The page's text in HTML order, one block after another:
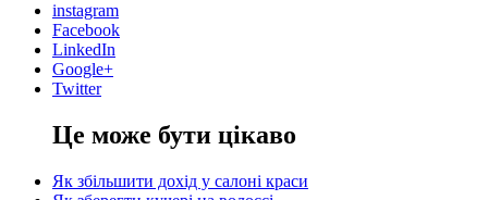
instagram
Facebook
LinkedIn
Google+
Twitter
Це може бути цікаво
Як збільшити дохід у салоні краси